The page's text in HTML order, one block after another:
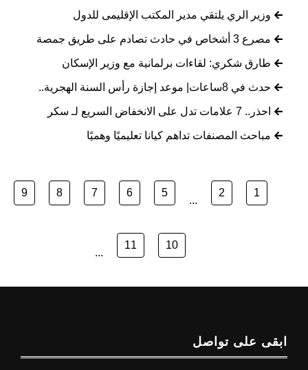
وزير الري يلتقي مدير المكتب الإقليمى للدول
مصرع 3 أشخاص في حادث تصادم على طريق جمصة
طارق شكري: لقاءات برلمانية مع وزير الإسكان
حدث في 8ساعات| موعد إجازة رأس السنة الهجرية..
احذر.. 7 علامات تدل على الانخفاض السريع لـ سكر
مباحث المصنفات تداهم كيانا تعليميًا وهميًا
1
2
...
5
6
7
8
9
10
11
...
ابقى على تواصل